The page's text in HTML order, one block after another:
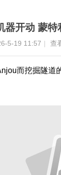
器开动 蒙特
5-19 11:57 | 查
而挖掘隧